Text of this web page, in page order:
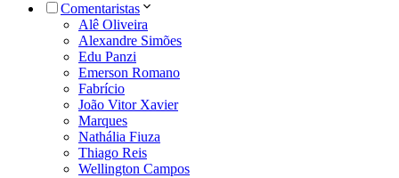
Comentaristas
Alê Oliveira
Alexandre Simões
Edu Panzi
Emerson Romano
Fabrício
João Vitor Xavier
Marques
Nathália Fiuza
Thiago Reis
Wellington Campos